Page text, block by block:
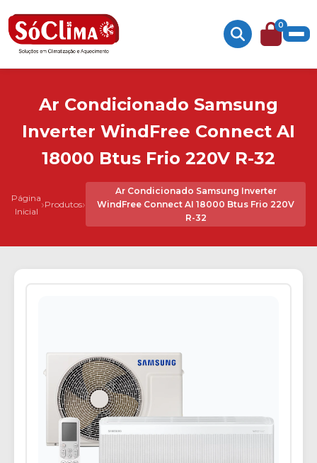
0
Ar Condicionado Samsung
Inverter WindFree Connect AI
18000 Btus Frio 220V R-32
Página
Inicial ›Produtos›
Ar Condicionado Samsung Inverter
WindFree Connect AI 18000 Btus Frio 220V
R-32